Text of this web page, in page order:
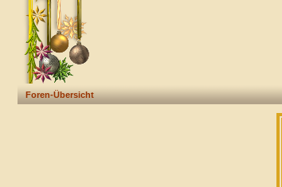
Foren-Übersicht